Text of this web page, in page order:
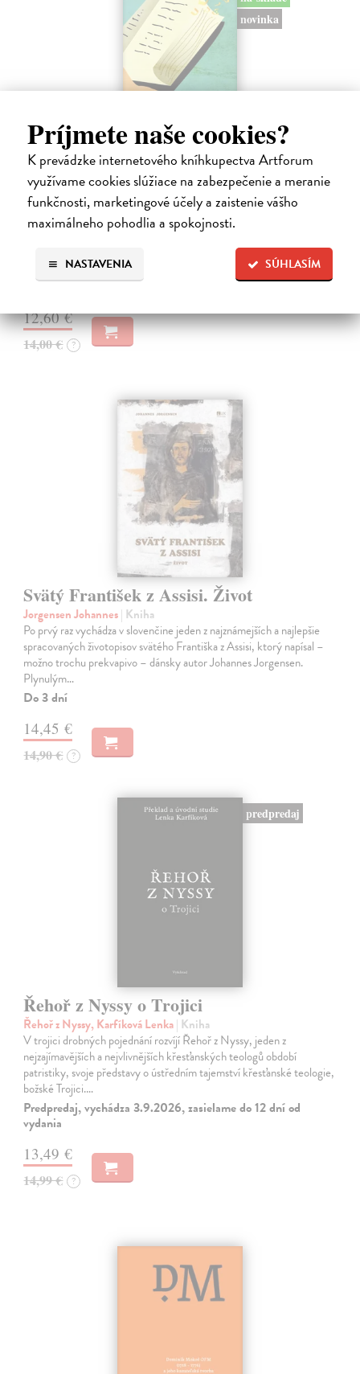
Príjmete naše cookies?
K prevádzke internetového kníhkupectva Artforum
využívame cookies slúžiace na zabezpečenie a meranie
funkčnosti, marketingové účely a zaistenie vášho
maximálneho pohodlia a spokojnosti.
SÚHLASÍM
NASTAVENIA
novinka
Rabín sa rozpráva s Ježišom
Neusner Jacob| Kniha
Autor knihy sa v duchu stáva v Galilei poslucháčom Ježišovej Reči na
vrchu. Ako pravoverný rabín sa usiluje pozorne počúvať tohto nového
učiteľa a porovnáva jeho učenie s tým, čo hovorí židovská Tóra.
Na sklade
12,60 €
14,00 € ?
Svätý František z Assisi. Život
Jorgensen Johannes| Kniha
Po prvý raz vychádza v slovenčine jeden z najznámejších a najlepšie
spracovaných životopisov svätého Františka z Assisi, ktorý napísal –
možno trochu prekvapivo – dánsky autor Johannes Jorgensen.
Plynulým…
Do 3 dní
14,45 €
14,90 € ?
predpredaj
Řehoř z Nyssy o Trojici
Řehoř z Nyssy, Karfíková Lenka| Kniha
V trojici drobných pojednání rozvíjí Řehoř z Nyssy, jeden z
nejzajímavějších a nejvlivnějších křesťanských teologů období
patristiky, svoje představy o ústředním tajemství křesťanské teologie,
božské Trojici.…
Predpredaj, vychádza 3.9.2026, zasielame do 12 dní od
vydania
13,49 €
14,99 € ?